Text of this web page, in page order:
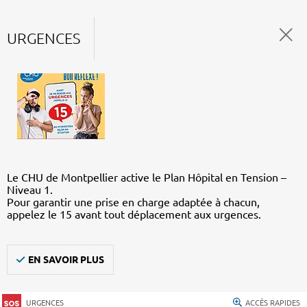
URGENCES
Le CHU de Montpellier active le Plan Hôpital en Tension –
Niveau 1.
Pour garantir une prise en charge adaptée à chacun,
appelez le 15 avant tout déplacement aux urgences.
EN SAVOIR PLUS
URGENCES ACCÈS RAPIDES